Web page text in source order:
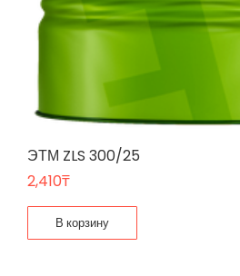
ЭТМ ZLS 300/25
2,410₸
В корзину